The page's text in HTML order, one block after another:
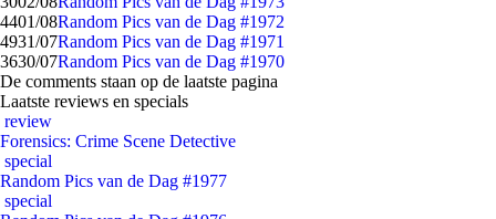
4401/08Random Pics van de Dag #1972
4931/07Random Pics van de Dag #1971
3630/07Random Pics van de Dag #1970
De comments staan op de laatste pagina
Laatste reviews en specials
review
Forensics: Crime Scene Detective
special
Random Pics van de Dag #1977
special